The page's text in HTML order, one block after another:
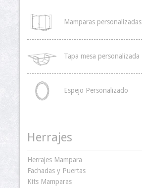
Mamparas personalizadas
Tapa mesa personalizada
Espejo Personalizado
Herrajes
Herrajes Mampara
Fachadas y Puertas
Kits Mamparas